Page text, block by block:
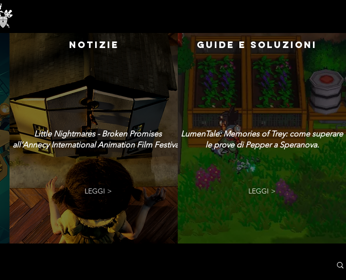
NOTIZIE
Little Nightmares - Broken Promises
all’Annecy International Animation Film Festival!
LEGGI >
GUIDE E SOLUZIONI
LumenTale: Memories of Trey: come superare
le prove di Pepper a Speranova.
LEGGI >